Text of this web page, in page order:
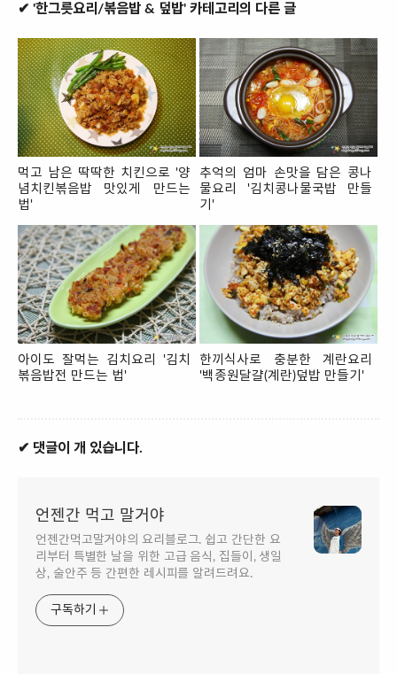
✔ '한그릇요리/볶음밥 & 덮밥' 카테고리의 다른 글
먹고 남은 딱딱한 치킨으로 '양
념치킨볶음밥 맛있게 만드는
법'
추억의 엄마 손맛을 담은 콩나
물요리 '김치콩나물국밥 만들
기'
아이도 잘먹는 김치요리 '김치
볶음밥전 만드는 법'
한끼식사로 충분한 계란요리
'백종원달걀(계란)덮밥 만들기'
✔ 댓글이 개 있습니다.
언젠간 먹고 말거야
언젠간먹고말거야의 요리블로그. 쉽고 간단한 요
리부터 특별한 날을 위한 고급 음식, 집들이, 생일
상, 술안주 등 간편한 레시피를 알려드려요.
구독하기